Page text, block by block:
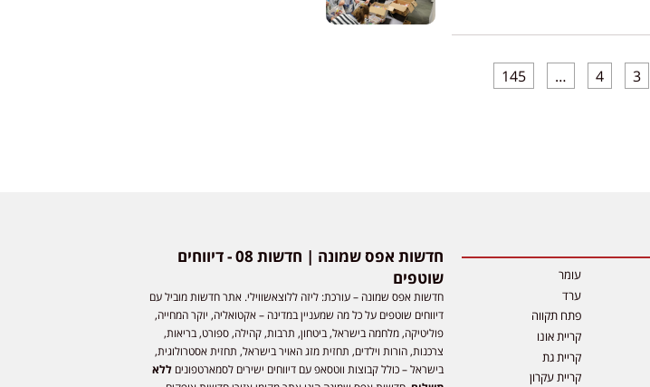
3
4
…
145
עומר
ערד
פתח תקווה
קריית אונו
קריית גת
קריית עקרון
חדשות אפס שמונה | חדשות 08 - דיווחים
שוטפים
חדשות אפס שמונה – עורכת: ליזה ללוצאשווילי. אתר חדשות מוביל עם
דיווחים שוטפים על כל מה שמעניין במדינה – אקטואליה, יוקר המחייה,
פוליטיקה, מלחמה בישראל, ביטחון, תרבות, קהילה, ספורט, בריאות,
צרכנות, הורות וילדים, תחזית מזג האויר בישראל, תחזית אסטרולוגית,
בישראל – כולל קבוצות ווטסאפ עם דיווחים ישירים לסמארטפוניםללא